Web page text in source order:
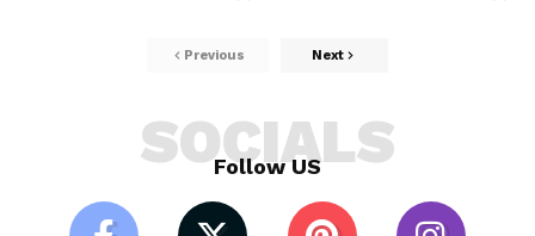
Previous Next
Follow US
SOCIALS